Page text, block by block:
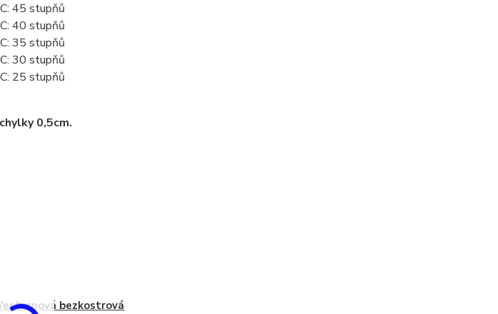
45 stupňů
40 stupňů
35 stupňů
30 stupňů
25 stupňů
0,5cm.
bezkostrová